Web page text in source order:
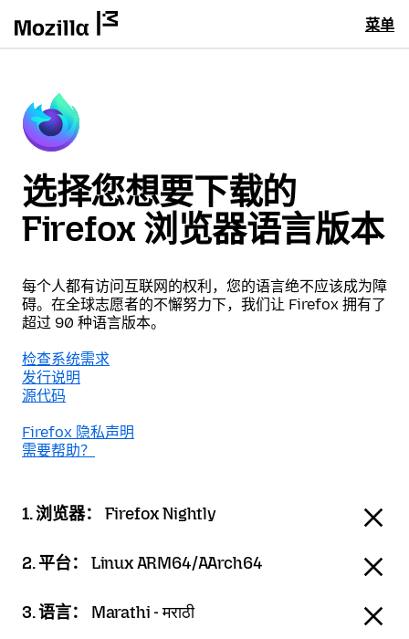
菜单
选择您想要下载的
Firefox 浏览器语言版本
每个人都有访问互联网的权利，您的语言绝不应该成为障
碍。在全球志愿者的不懈努力下，我们让 Firefox 拥有了
超过 90 种语言版本。
检查系统需求
发行说明
源代码
Firefox 隐私声明
需要帮助？
1. 浏览器： Firefox Nightly
2. 平台： Linux ARM64/AArch64
3. 语言： Marathi - मराठी